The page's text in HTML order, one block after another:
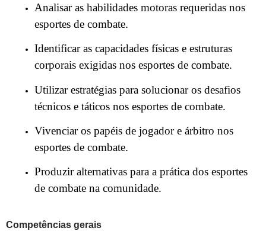
Analisar as habilidades motoras requeridas nos
esportes de combate.
Identificar as capacidades físicas e estruturas
corporais exigidas nos esportes de combate.
Utilizar estratégias para solucionar os desafios
técnicos e táticos nos esportes de combate.
Vivenciar os papéis de jogador e árbitro nos
esportes de combate.
Produzir alternativas para a prática dos esportes
de combate na comunidade.
Competências gerais